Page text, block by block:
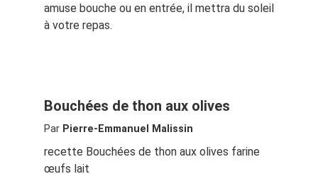
amuse bouche ou en entrée, il mettra du soleil
à votre repas.
Bouchées de thon aux olives
Par Pierre-Emmanuel Malissin
recette Bouchées de thon aux olives farine
œufs lait